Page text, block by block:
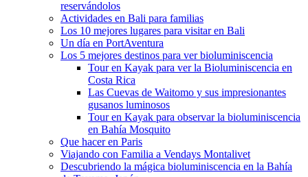
reservándolos
Actividades en Bali para familias
Los 10 mejores lugares para visitar en Bali
Un día en PortAventura
Los 5 mejores destinos para ver bioluminiscencia
Tour en Kayak para ver la Bioluminiscencia en
Costa Rica
Las Cuevas de Waitomo y sus impresionantes
gusanos luminosos
Tour en Kayak para observar la bioluminiscencia
en Bahía Mosquito
Que hacer en Paris
Viajando con Familia a Vendays Montalivet
Descubriendo la mágica bioluminiscencia en la Bahía